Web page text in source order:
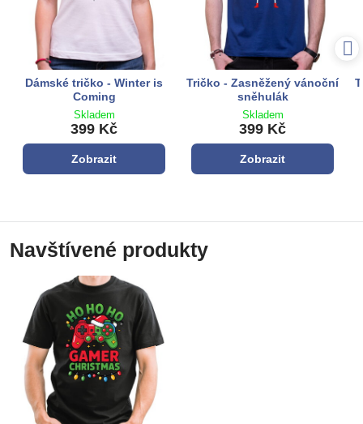
Dámské tričko - Winter is
Coming
Skladem
399 Kč
Zobrazit
Tričko - Zasněžený vánoční
sněhulák
Skladem
399 Kč
Zobrazit
Navštívené produkty